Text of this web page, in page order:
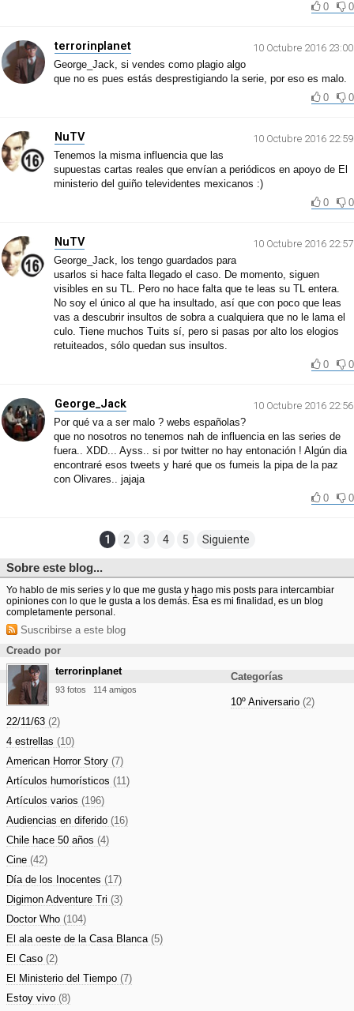
0
0
terrorinplanet
10 Octubre 2016 23:00
George_Jack, si vendes como plagio algo
que no es pues estás desprestigiando la serie, por eso es malo.
0
0
NuTV
10 Octubre 2016 22:59
Tenemos la misma influencia que las
supuestas cartas reales que envían a periódicos en apoyo de El
ministerio del guiño televidentes mexicanos :)
0
0
NuTV
10 Octubre 2016 22:57
George_Jack, los tengo guardados para
usarlos si hace falta llegado el caso. De momento, siguen
visibles en su TL. Pero no hace falta que te leas su TL entera.
No soy el único al que ha insultado, así que con poco que leas
vas a descubrir insultos de sobra a cualquiera que no le lama el
culo. Tiene muchos Tuits sí, pero si pasas por alto los elogios
retuiteados, sólo quedan sus insultos.
0
0
George_Jack
10 Octubre 2016 22:56
Por qué va a ser malo ? webs españolas?
que no nosotros no tenemos nah de influencia en las series de
fuera.. XDD... Ayss.. si por twitter no hay entonación ! Algún dia
encontraré esos tweets y haré que os fumeis la pipa de la paz
con Olivares.. jajaja
0
0
1 2 3 4 5 Siguiente
Sobre este blog...
Yo hablo de mis series y lo que me gusta y hago mis posts para intercambiar
opiniones con lo que le gusta a los demás. Ésa es mi finalidad, es un blog
completamente personal.
Suscribirse a este blog
Creado por
terrorinplanet
93 fotos 114 amigos
Categorías
10º Aniversario (2)
22/11/63 (2)
4 estrellas (10)
American Horror Story (7)
Artículos humorísticos (11)
Artículos varios (196)
Audiencias en diferido (16)
Chile hace 50 años (4)
Cine (42)
Día de los Inocentes (17)
Digimon Adventure Tri (3)
Doctor Who (104)
El ala oeste de la Casa Blanca (5)
El Caso (2)
El Ministerio del Tiempo (7)
Estoy vivo (8)